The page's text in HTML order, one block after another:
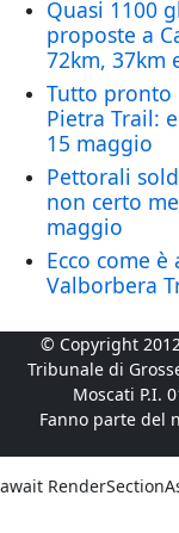
Quasi 1100
proposte a
72km, 37km
Tutto pronto
Pietra Trail:
15 maggio
Pettorali
non certo
maggio
Ecco come
Valborbera
© Copyright
Tribunale di
Moscati P.I.
Fanno parte del
await